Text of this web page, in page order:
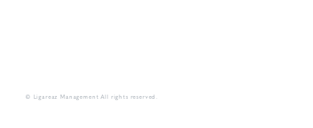
© Ligareaz Management All rights reserved.